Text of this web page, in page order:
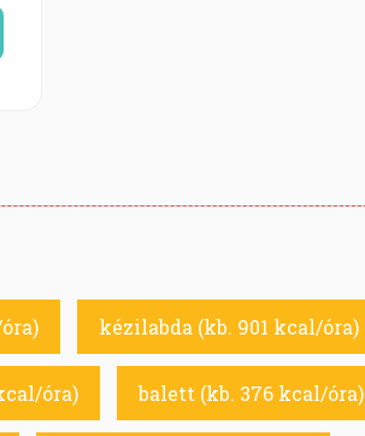
kézilabda (kb. 901 kcal/óra)
óra) balett (kb. 376 kcal/óra)